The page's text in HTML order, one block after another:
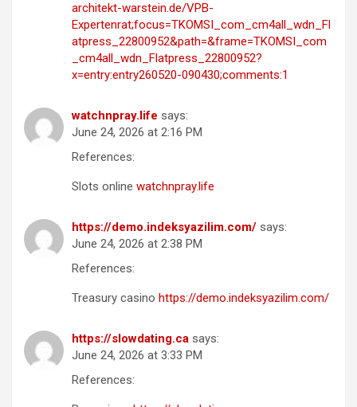
architekt-warstein.de/VPB-
Expertenrat;focus=TKOMSI_com_cm4all_wdn_Fl
atpress_22800952&path=&frame=TKOMSI_com
_cm4all_wdn_Flatpress_22800952?
x=entry:entry260520-090430;comments:1
watchnpray.life says:
June 24, 2026 at 2:16 PM
References:
Slots online watchnpray.life
https://demo.indeksyazilim.com/ says:
June 24, 2026 at 2:38 PM
References:
Treasury casino https://demo.indeksyazilim.com/
https://slowdating.ca says:
June 24, 2026 at 3:33 PM
References: